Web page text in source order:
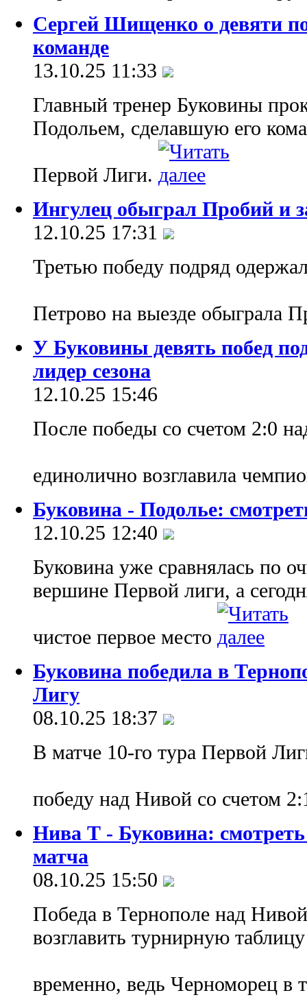
Сергей Шищенко о девяти
команде
13.10.25 11:33
Главный тренер Буковины
Подольем, сделавшую его
Первой Лиги.
Ингулец обыграл Пробий и
12.10.25 17:31
Третью победу подряд
Петрово на выезде обыграла
У Буковины девять побед
лидер сезона
12.10.25 15:46
После победы со счетом 2:0
единолично возглавила
Буковина - Подолье:
12.10.25 12:40
Буковина уже сравнялась по
вершине Первой лиги, а
чистое первое место
Буковина победила в
Лигу
08.10.25 18:37
В матче 10-го тура Первой
победу над Нивой со счетом
Нива Т - Буковина:
матча
08.10.25 15:50
Победа в Тернополе над
возглавить турнирную
временно, ведь Черноморец в